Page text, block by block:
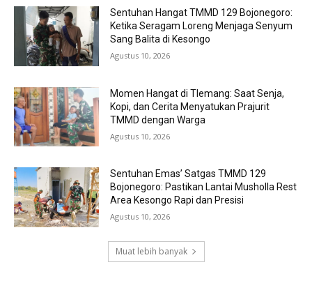
Sentuhan Hangat TMMD 129 Bojonegoro:
Ketika Seragam Loreng Menjaga Senyum
Sang Balita di Kesongo
Agustus 10, 2026
Momen Hangat di Tlemang: Saat Senja,
Kopi, dan Cerita Menyatukan Prajurit
TMMD dengan Warga
Agustus 10, 2026
Sentuhan Emas’ Satgas TMMD 129
Bojonegoro: Pastikan Lantai Musholla Rest
Area Kesongo Rapi dan Presisi
Agustus 10, 2026
Muat lebih banyak